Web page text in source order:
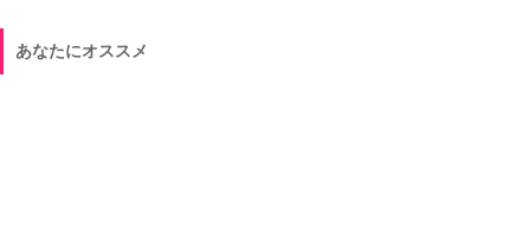
あなたにオススメ